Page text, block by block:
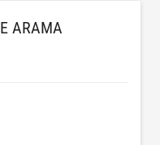
ARAMA